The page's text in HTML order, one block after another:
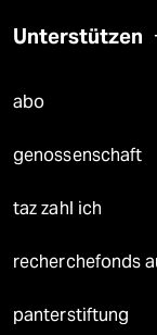
Unterstützen
abo
genossenschaft
taz zahl ich
recherchefonds
panterstiftung